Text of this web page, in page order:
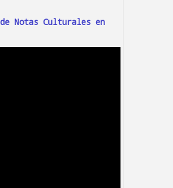
Notas Culturales en